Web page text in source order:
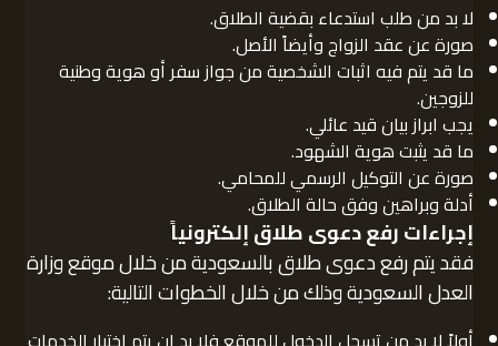
لا بد من طلب استدعاء بقضية الطلاق.
صورة عن عقد الزواج وأيضاً الأصل.
ما قد يتم فيه اثبات الشخصية من جواز سفر أو هوية وطنية
للزوجين.
يجب ابراز بيان قيد عائلي.
ما قد يثبت هوية الشهود.
صورة عن التوكيل الرسمي للمحامي.
أدلة وبراهين وفق حالة الطلاق.
إجراءات رفع دعوى طلاق إلكترونياً
فقد يتم رفع دعوى طلاق بالسعودية من خلال موقع وزارة
العدل السعودية وذلك من خلال الخطوات التالية: